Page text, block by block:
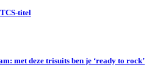
titel
met deze trisuits ben je ‘ready to rock’